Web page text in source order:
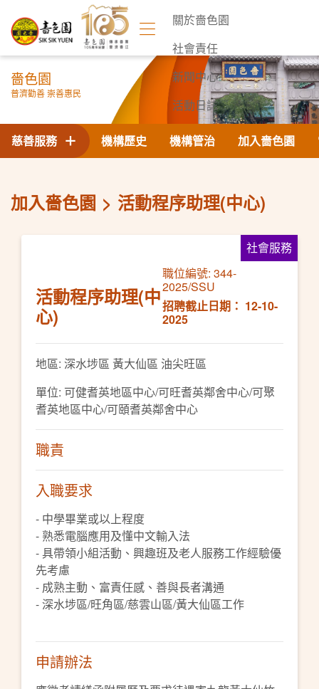
關於嗇色園
社會責任
新聞中心
活動日誌
聯絡我們
嗇色園
普濟勸善 崇善惠民
機構歷史 機構管治 加入嗇色園
慈善服務
加入嗇色園 活動程序助理(中心)
社會服務
活動程序助理(中
心)
職位編號: 344-
2025/SSU
招聘截止日期： 12-10-
2025
地區: 深水埗區 黃大仙區 油尖旺區
單位: 可健耆英地區中心/可旺耆英鄰舍中心/可聚
耆英地區中心/可頤耆英鄰舍中心
職責
入職要求
- 中學畢業或以上程度
- 熟悉電腦應用及懂中文輸入法
- 具帶領小組活動、興趣班及老人服務工作經驗優
先考慮
- 成熟主動、富責任感、善與長者溝通
- 深水埗區/旺角區/慈雲山區/黃大仙區工作
申請辦法